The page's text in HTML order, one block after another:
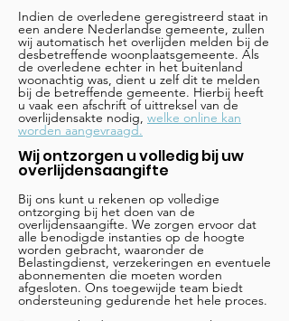
Indien de overledene geregistreerd staat in
een andere Nederlandse gemeente, zullen
wij automatisch het overlijden melden bij de
desbetreffende woonplaatsgemeente. Als
de overledene echter in het buitenland
woonachtig was, dient u zelf dit te melden
bij de betreffende gemeente. Hierbij heeft
u vaak een afschrift of uittreksel van de
overlijdensakte nodig, welke online kan
worden aangevraagd.
Wij ontzorgen u volledig bij uw
overlijdensaangifte
Bij ons kunt u rekenen op volledige
ontzorging bij het doen van de
overlijdensaangifte. We zorgen ervoor dat
alle benodigde instanties op de hoogte
worden gebracht, waaronder de
Belastingdienst, verzekeringen en eventuele
abonnementen die moeten worden
afgesloten. Ons toegewijde team biedt
ondersteuning gedurende het hele proces.